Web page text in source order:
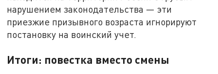
нарушением законодательства — эти
приезжие призывного возраста игнорируют
постановку на воинский учет.
Итоги: повестка вместо смены